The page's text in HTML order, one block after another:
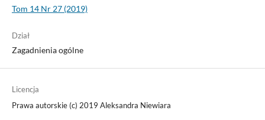
Tom 14 Nr 27 (2019)
Dział
Zagadnienia ogólne
Licencja
Prawa autorskie (c) 2019 Aleksandra Niewiara